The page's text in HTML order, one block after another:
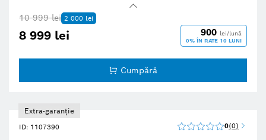
10 999 lei 2 000 lei
8 999 lei 900 lei/lună
0% ÎN RATE 10 LUNI
Cumpără
Extra-garanție
ID: 1107390 0 0